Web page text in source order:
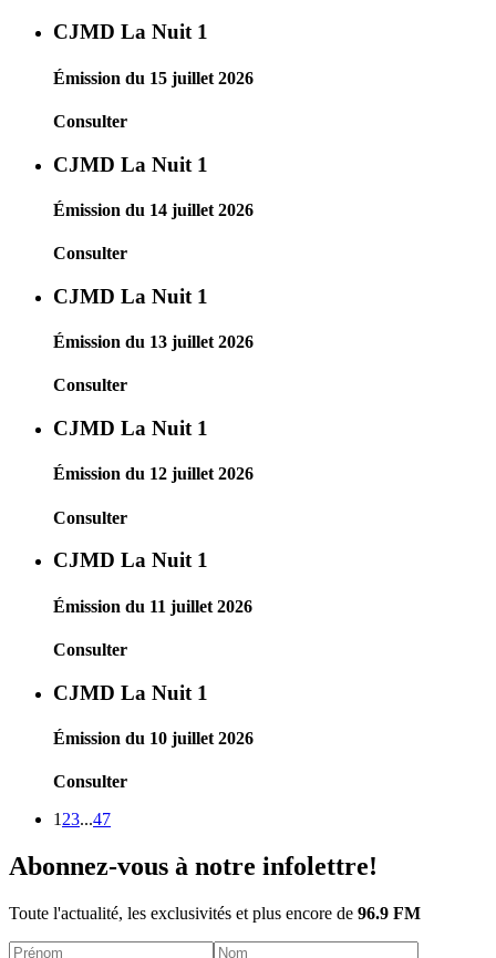
CJMD La Nuit 1
Émission du 15 juillet 2026
Consulter
CJMD La Nuit 1
Émission du 14 juillet 2026
Consulter
CJMD La Nuit 1
Émission du 13 juillet 2026
Consulter
CJMD La Nuit 1
Émission du 12 juillet 2026
Consulter
CJMD La Nuit 1
Émission du 11 juillet 2026
Consulter
CJMD La Nuit 1
Émission du 10 juillet 2026
Consulter
1 23...47
Abonnez-vous à notre infolettre!
Toute l'actualité, les exclusivités et plus encore de 96.9 FM